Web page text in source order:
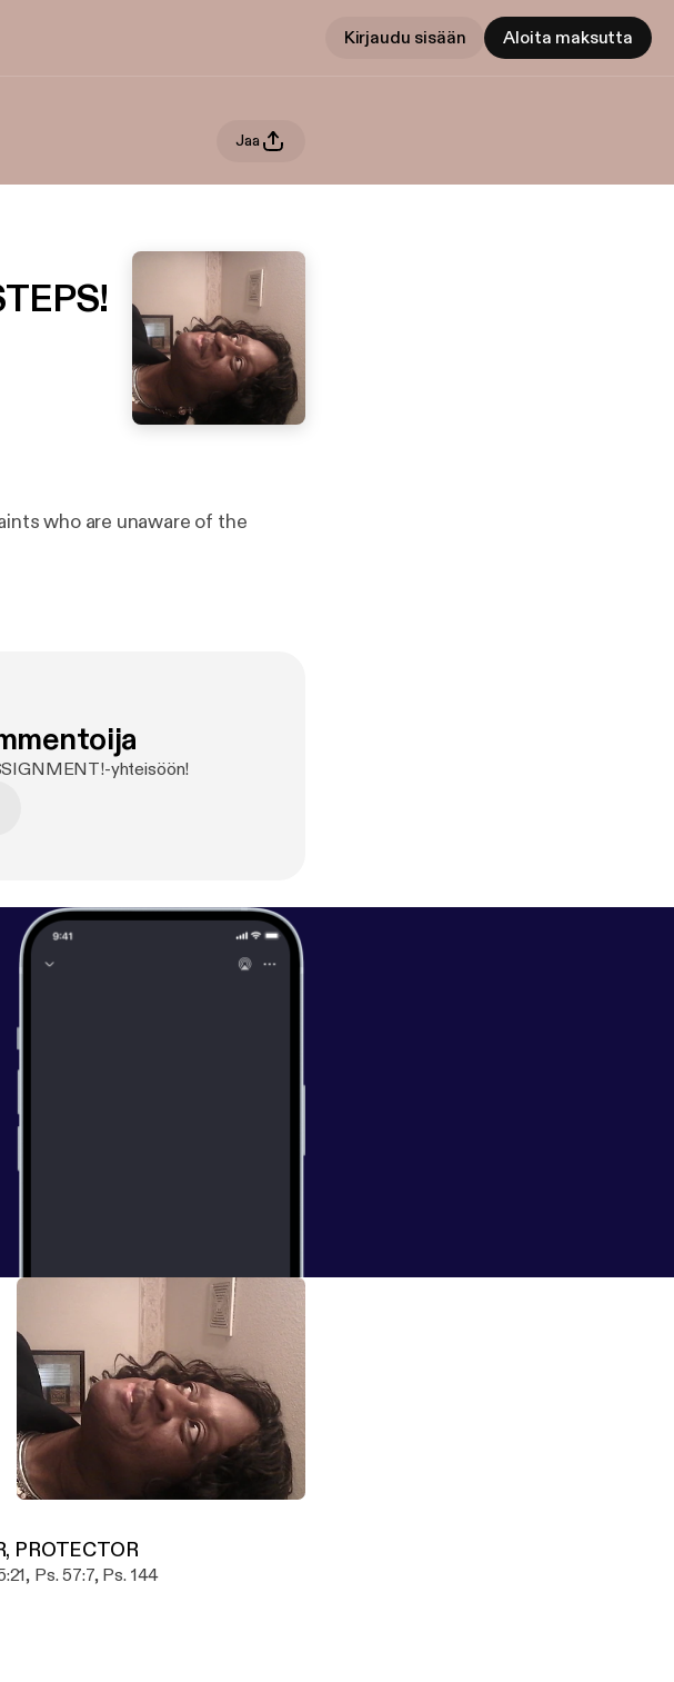
Kirjaudu sisään Aloita maksutta
Jaa
who are unaware of the
yhteisöön!
PROTECTOR
Ps. 57:7, Ps. 144